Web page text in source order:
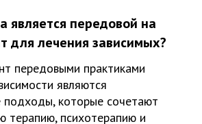
является передовой на
для лечения зависимых?
передовыми практиками
являются
подходы, которые сочетают
терапию, психотерапию и